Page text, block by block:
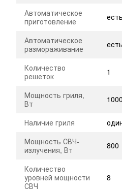
Автоматическое
приготовление
есть
Автоматическое
размораживание
есть
Количество
решеток
1
Мощность гриля,
Вт
1000
Наличие гриля
Мощность СВЧ-
излучения, Вт
800
Количество
уровней мощности
СВЧ
8